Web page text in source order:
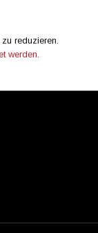
reduzieren.
werden.